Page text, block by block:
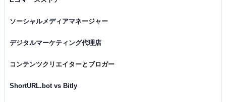
ソーシャルメディアマネージャー
デジタルマーケティング代理店
コンテンツクリエイターとブロガー
ShortURL.bot vs Bitly